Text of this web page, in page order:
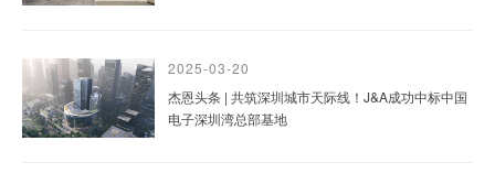
2025-03-20
杰恩头条 | 共筑深圳城市天际线！J&A成功中标中国
电子深圳湾总部基地